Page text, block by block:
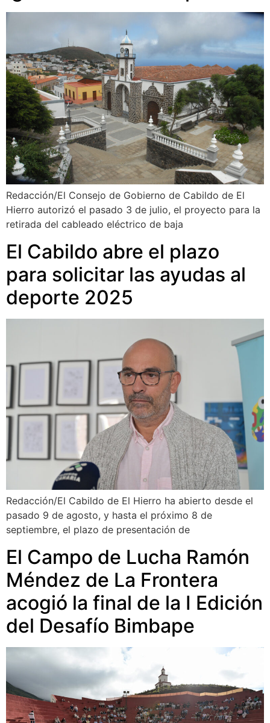
Redacción/El Consejo de Gobierno de Cabildo de El
Hierro autorizó el pasado 3 de julio, el proyecto para la
retirada del cableado eléctrico de baja
El Cabildo abre el plazo
para solicitar las ayudas al
deporte 2025
Redacción/El Cabildo de El Hierro ha abierto desde el
pasado 9 de agosto, y hasta el próximo 8 de
septiembre, el plazo de presentación de
El Campo de Lucha Ramón
Méndez de La Frontera
acogió la final de la I Edición
del Desafío Bimbape